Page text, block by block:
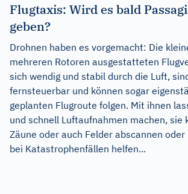
Flugtaxis: Wird es bald
geben?
Drohnen haben es vorgemacht: Die
mehreren Rotoren ausgestatteten
sich wendig und stabil durch die Luft,
fernsteuerbar und können sogar
geplanten Flugroute folgen. Mit ihnen
und schnell Luftaufnahmen machen, sie
Zäune oder auch Felder abscannen
bei Katastrophenfällen helfen...